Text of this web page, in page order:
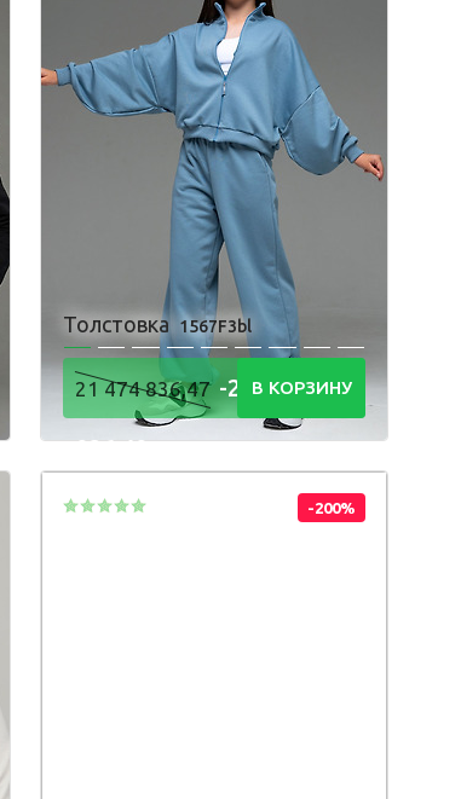
Толстовка 1567F3bl
21 474 836,47 -21 474
836,48Р
В КОРЗИНУ
-200%